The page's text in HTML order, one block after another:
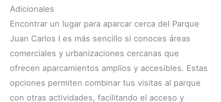
Adicionales
Encontrar un lugar para aparcar cerca del Parque
Juan Carlos I es más sencillo si conoces áreas
comerciales y urbanizaciones cercanas que
ofrecen aparcamientos amplios y accesibles. Estas
opciones permiten combinar tus visitas al parque
con otras actividades, facilitando el acceso y